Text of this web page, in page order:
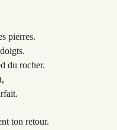
pierres.
du rocher.
ton retour.